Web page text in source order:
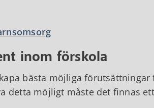
inom förskola
bästa möjliga
detta möjligt måste det finnas